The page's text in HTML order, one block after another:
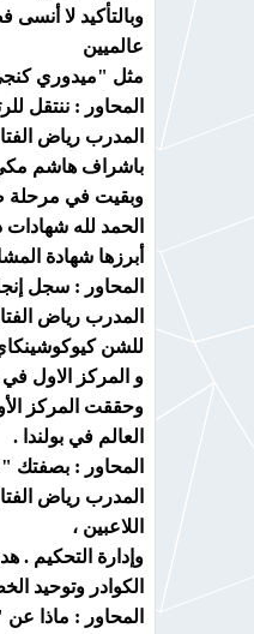
وبالتأكيد لا
عالميين
مثل "ميدوري
المحاور : ننتقل
باشراف هاشم
الحمد لله شهادات
أبرزها شهادة
المحاور : سجل
للشن
و المركز الاول في
العالم في بولندا .
المحاور :
المدرب رياض
اللاعبين ،
وإدارة التحكيم .
الكوادر وتوحيد
المحاور : ماذا